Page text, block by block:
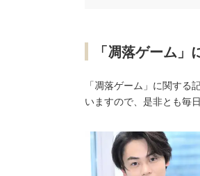
「凋落ゲーム
「凋落ゲーム」に関す
いますので、是非とも毎